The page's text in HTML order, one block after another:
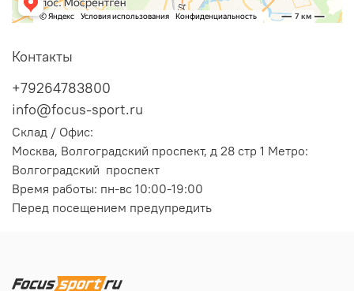
Контакты
+79264783800
info@focus-sport.ru
Склад / Офис:
Москва, Волгоградский проспект, д 28 стр 1 Метро:
Волгоградский проспект
Время работы: пн-вс 10:00-19:00
Перед посещением предупредить